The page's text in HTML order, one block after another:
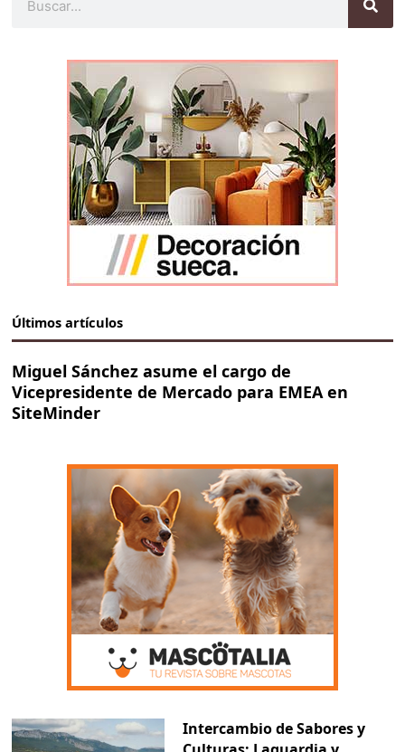
Últimos artículos
Miguel Sánchez asume el cargo de
Vicepresidente de Mercado para EMEA en
SiteMinder
Intercambio de Sabores y